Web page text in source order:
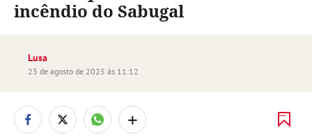
incêndio do Sabugal
Lusa
23 de agosto de 2025 às 11:12
+